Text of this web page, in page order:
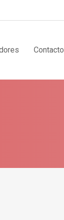
Contacto